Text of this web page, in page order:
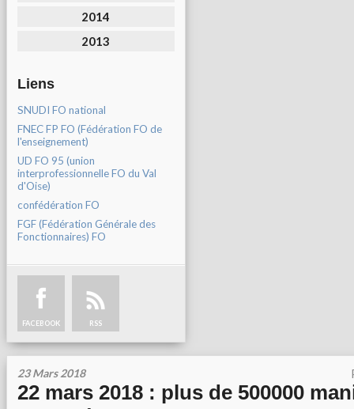
2014
2013
Liens
SNUDI FO national
FNEC FP FO (Fédération FO de
l'enseignement)
UD FO 95 (union
interprofessionnelle FO du Val
d'Oise)
confédération FO
FGF (Fédération Générale des
Fonctionnaires) FO
FACEBOOK RSS
23 Mars 2018
22 mars 2018 : plus de 500000